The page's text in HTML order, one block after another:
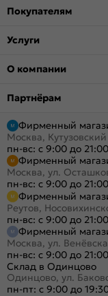
Покупателям
Услуги
О компании
Партнёрам
Фирменный
Москва,
пн-вс: с 9:00 до 21:00
Фирменный
Москва, ул.
пн-вс: с 9:00 до 21:00
Фирменный
Реутов,
пн-вс: с 9:00 до 21:00
Фирменный
Москва, ул.
пн-вс: с 9:00 до 21:00
Склад в Одинцово
Одинцово, ул.
пн-пт: с 9:00 до